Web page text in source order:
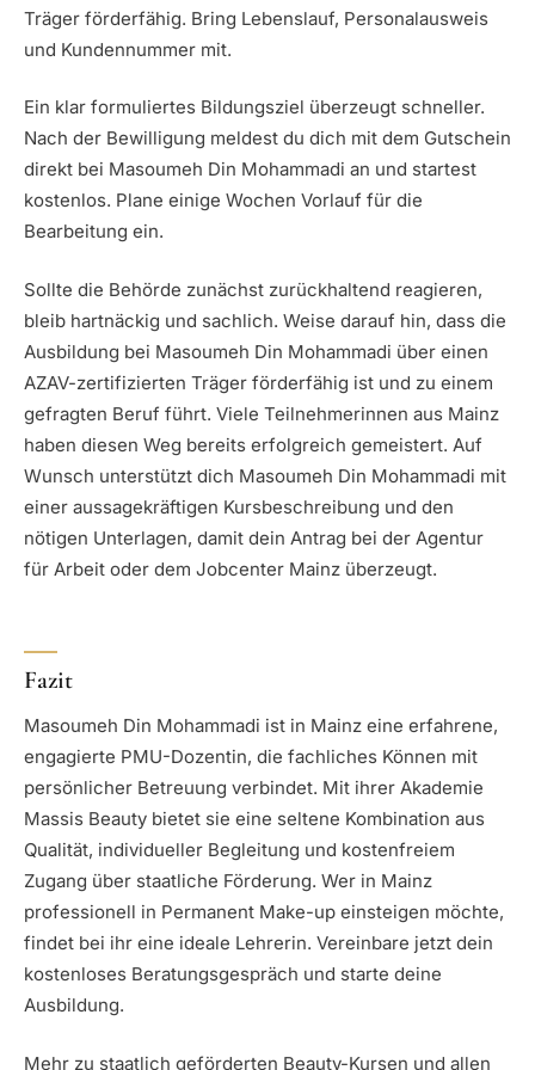
Träger förderfähig. Bring Lebenslauf, Personalausweis
und Kundennummer mit.
Ein klar formuliertes Bildungsziel überzeugt schneller.
Nach der Bewilligung meldest du dich mit dem Gutschein
direkt bei Masoumeh Din Mohammadi an und startest
kostenlos. Plane einige Wochen Vorlauf für die
Bearbeitung ein.
Sollte die Behörde zunächst zurückhaltend reagieren,
bleib hartnäckig und sachlich. Weise darauf hin, dass die
Ausbildung bei Masoumeh Din Mohammadi über einen
AZAV-zertifizierten Träger förderfähig ist und zu einem
gefragten Beruf führt. Viele Teilnehmerinnen aus Mainz
haben diesen Weg bereits erfolgreich gemeistert. Auf
Wunsch unterstützt dich Masoumeh Din Mohammadi mit
einer aussagekräftigen Kursbeschreibung und den
nötigen Unterlagen, damit dein Antrag bei der Agentur
für Arbeit oder dem Jobcenter Mainz überzeugt.
Fazit
Masoumeh Din Mohammadi ist in Mainz eine erfahrene,
engagierte PMU-Dozentin, die fachliches Können mit
persönlicher Betreuung verbindet. Mit ihrer Akademie
Massis Beauty bietet sie eine seltene Kombination aus
Qualität, individueller Begleitung und kostenfreiem
Zugang über staatliche Förderung. Wer in Mainz
professionell in Permanent Make-up einsteigen möchte,
findet bei ihr eine ideale Lehrerin. Vereinbare jetzt dein
kostenloses Beratungsgespräch und starte deine
Ausbildung.
Mehr zu staatlich geförderten Beauty-Kursen und allen